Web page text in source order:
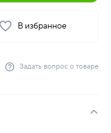
В избранное
Задать вопрос о товаре